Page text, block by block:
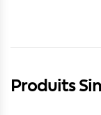
Produits